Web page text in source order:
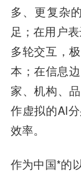
多、更复杂
足；在用户表
多轮交互，
本；在信息
家、机构、
作虚拟的AI
效率。
作为中国*的